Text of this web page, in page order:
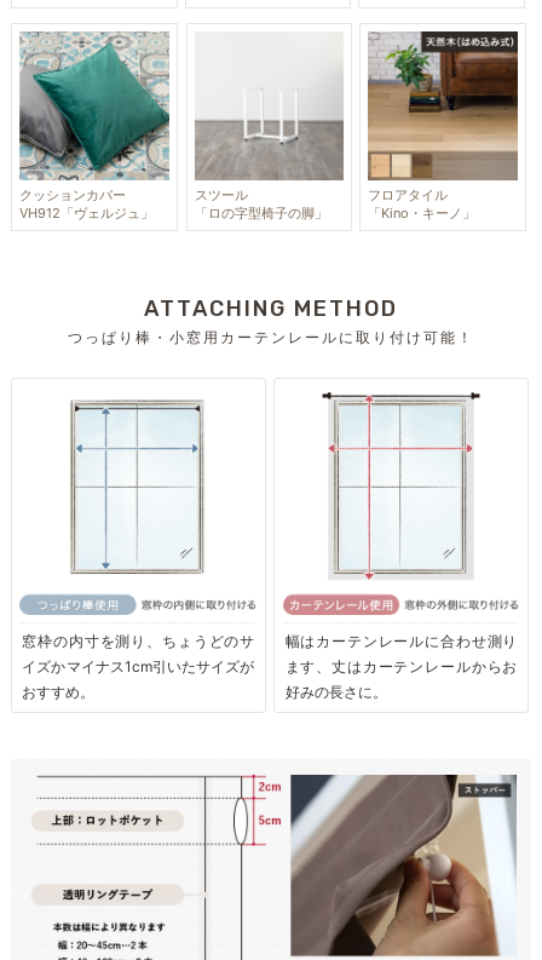
クッションカバー
VH912「ヴェルジュ」
スツール
「ロの字型椅子の脚」
フロアタイル
「Kino・キーノ」
ATTACHING METHOD
つっぱり棒・小窓用カーテンレールに取り付け可能！
窓枠の内寸を測り、ちょうどのサ
イズかマイナス1cm引いたサイズが
おすすめ。
幅はカーテンレールに合わせ測り
ます、丈はカーテンレールからお
好みの長さに。